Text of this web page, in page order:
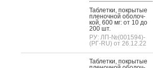
Таб­летки, пок­ры­тые
пле­ноч­ной обо­лоч­
кой, 600 мг: от 10 до
200 шт.
РУ: ЛП-№(001594)-
(РГ-RU) от 26.12.22
Таб­летки, пок­ры­тые